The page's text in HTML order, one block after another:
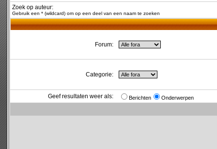
Zoek op auteur:
Gebruik een * (wildcard) om op een deel van een naam te zoeken
Forum:
Categorie:
Geef resultaten weer als: Berichten Onderwerpen